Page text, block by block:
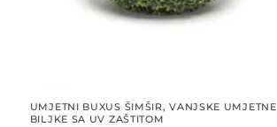
UMJETNI BUXUS ŠIMŠIR,VANJSKE UMJETNE
BILJKE SA UV ZAŠTITOM